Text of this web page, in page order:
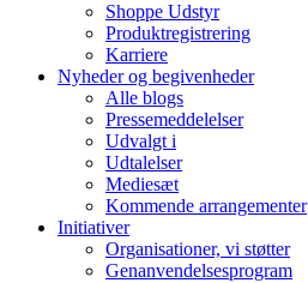
Shoppe Udstyr
Produktregistrering
Karriere
Nyheder og begivenheder
Alle blogs
Pressemeddelelser
Udvalgt i
Udtalelser
Mediesæt
Kommende arrangementer
Initiativer
Organisationer, vi støtter
Genanvendelsesprogram